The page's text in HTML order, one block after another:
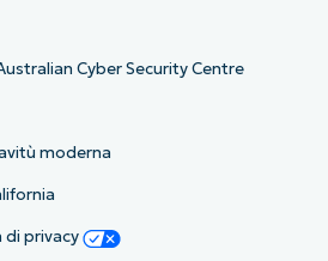
Cyber Security Centre
moderna
di privacy